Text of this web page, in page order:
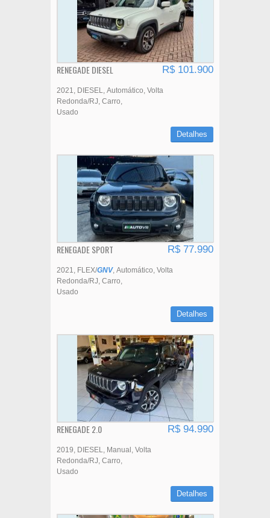
RENEGADE DIESEL R$ 101.900
2021 DIESEL Automático Volta
Redonda/RJ Carro
Usado
Detalhes
RENEGADE SPORT R$ 77.990
2021 FLEX/GNV Automático Volta
Redonda/RJ Carro
Usado
Detalhes
RENEGADE 2.0 R$ 94.990
2019 DIESEL Manual
Volta
Redonda/RJ Carro
Usado
Detalhes